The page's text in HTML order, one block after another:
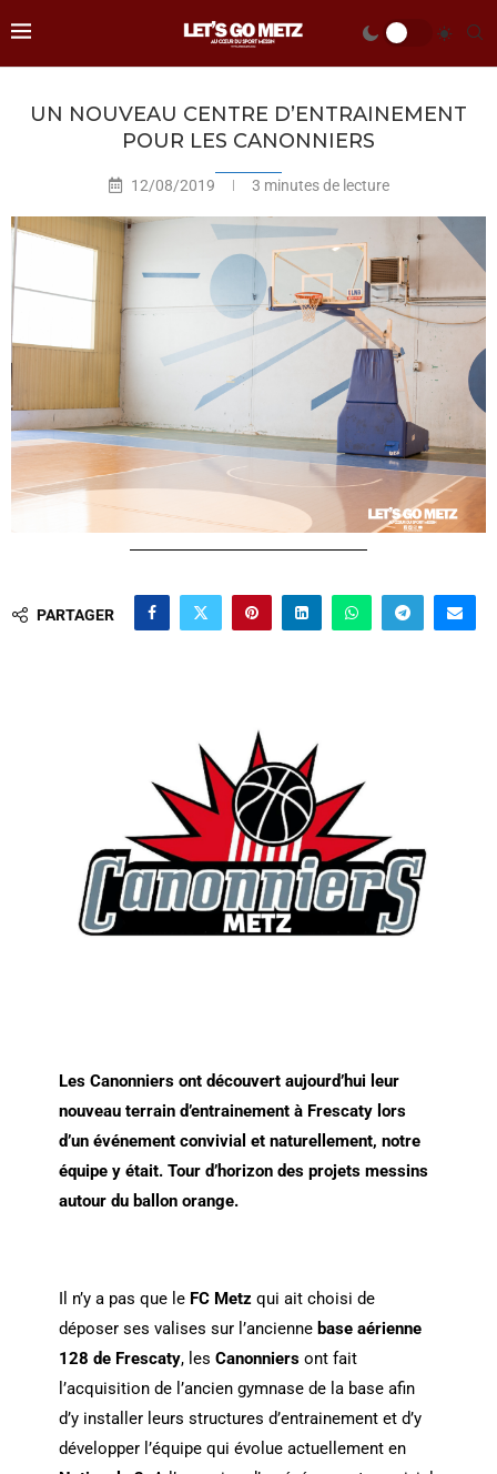
UN NOUVEAU CENTRE D’ENTRAINEMENT
POUR LES CANONNIERS
12/08/2019 3 minutes de lecture
PARTAGER
Les Canonniers ont découvert aujourd’hui leur
nouveau terrain d’entrainement à Frescaty lors
d’un événement convivial et naturellement, notre
équipe y était. Tour d’horizon des projets messins
autour du ballon orange.
Il n’y a pas que le FC Metzqui ait choisi de
déposer ses valises sur l’ancienne base aérienne
128 de Frescaty, les Canonniersont fait
l’acquisition de l’ancien gymnase de la base afin
d’y installer leurs structures d’entrainement et d’y
développer l’équipe qui évolue actuellement en